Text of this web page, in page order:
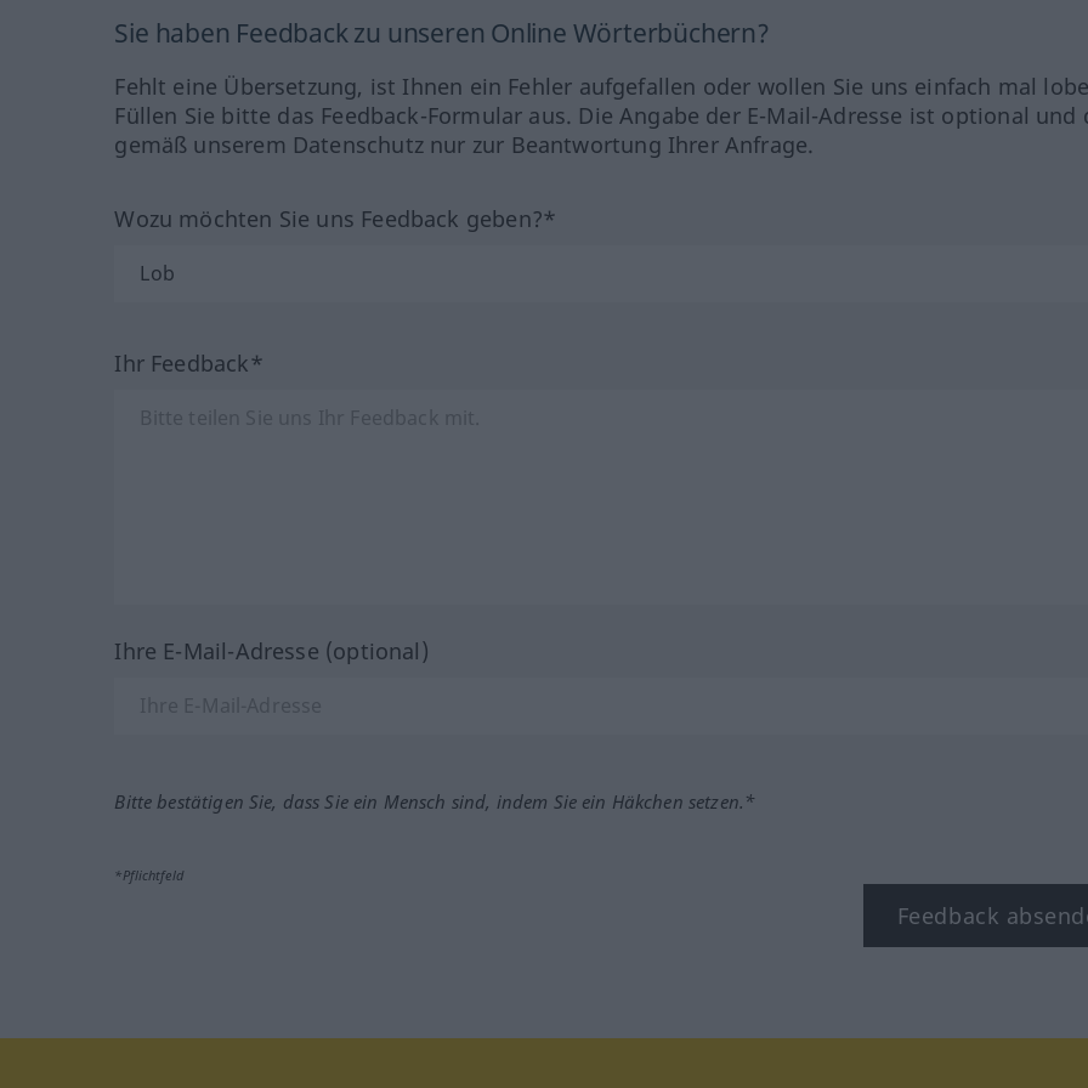
Sie haben Feedback zu unseren Online Wörterbüchern?
Fehlt eine Übersetzung, ist Ihnen ein Fehler aufgefallen oder wollen Sie uns einfach mal
Füllen Sie bitte das Feedback-Formular aus. Die Angabe der E-Mail-Adresse ist optional und
gemäß unserem Datenschutz nur zur Beantwortung Ihrer Anfrage.
Wozu möchten Sie uns Feedback geben?*
Ihr Feedback*
Ihre E-Mail-Adresse (optional)
Bitte bestätigen Sie, dass Sie ein Mensch sind, indem Sie ein Häkchen setzen.*
*Pflichtfeld
Feedback